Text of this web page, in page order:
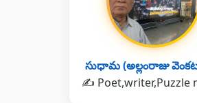
సుధామ (అల్లంరాజు
✍️ Poet,writer,Puzzle